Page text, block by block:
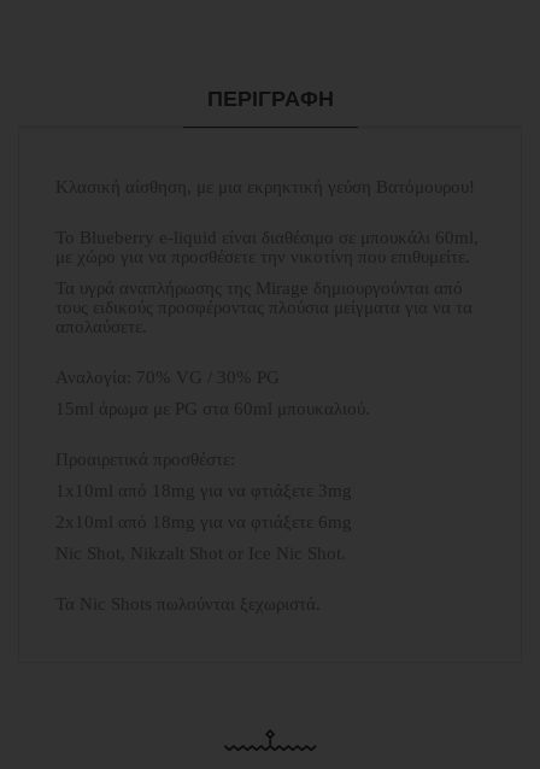
ΠΕΡΙΓΡΑΦΉ
Κλασική αίσθηση, με μια εκρηκτική γεύση Βατόμουρου!
Το Blueberry e-liquid είναι διαθέσιμο σε μπουκάλι 60ml,
με χώρο για να προσθέσετε την νικοτίνη που επιθυμείτε.
Τα υγρά αναπλήρωσης της Mirage δημιουργούνται από
τους ειδικούς προσφέροντας πλούσια μείγματα για να τα
απολαύσετε.
Αναλογία: 70% VG / 30% PG
15ml άρωμα με PG στα 60ml μπουκαλιού.
Προαιρετικά προσθέστε:
1x10ml από 18mg για να φτιάξετε 3mg
2x10ml από 18mg για να φτιάξετε 6mg
Nic Shot, Nikzalt Shot or Ice Nic Shot.
Τα Nic Shots πωλούνται ξεχωριστά.